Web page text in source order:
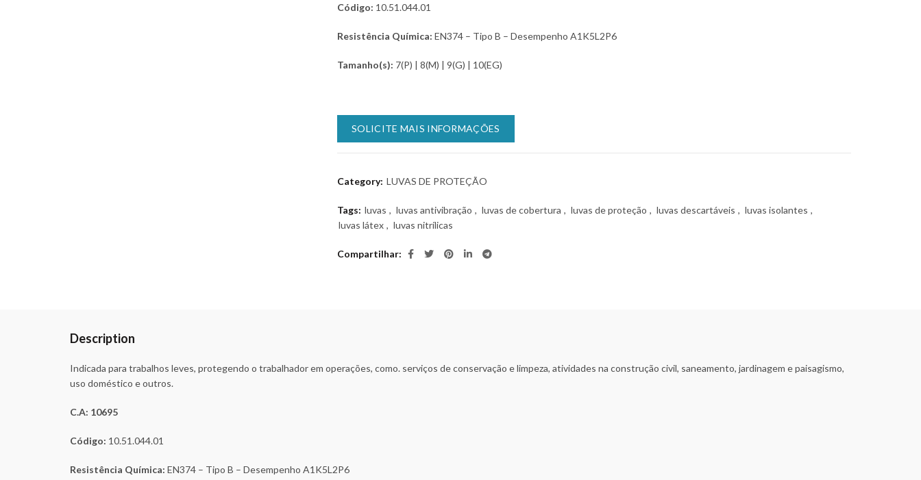
Código: 10.51.044.01
Resistência Química: EN374 – Tipo B – Desempenho A1K5L2P6
Tamanho(s): 7(P) | 8(M) | 9(G) | 10(EG)
SOLICITE MAIS INFORMAÇÕES
Category: LUVAS DE PROTEÇÃO
Tags: luvas , luvas antivibração , luvas de cobertura , luvas de proteção , luvas descartáveis , luvas isolantes ,
luvas látex , luvas nitrílicas
Compartilhar
Description
Indicada para trabalhos leves, protegendo o trabalhador em operações, como. serviços de conservação e limpeza, atividades na construção civil, saneamento, jardinagem e paisagismo,
uso doméstico e outros.
C.A: 10695
Código: 10.51.044.01
Resistência Química: EN374 – Tipo B – Desempenho A1K5L2P6